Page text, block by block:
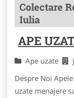
Colectare
Iulia
APE
Ape uzate
Despre Noi
uzate menajere